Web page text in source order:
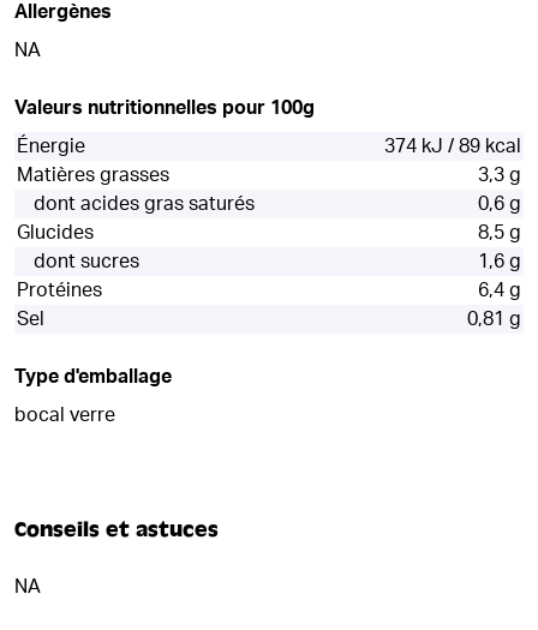
Allergènes
NA
Valeurs nutritionnelles pour 100g
Énergie
374 kJ / 89 kcal
Matières grasses
3,3 g
dont acides gras saturés
0,6 g
Glucides
8,5 g
dont sucres
1,6 g
Protéines
6,4 g
Sel
0,81 g
Type d'emballage
bocal verre
Conseils et astuces
NA